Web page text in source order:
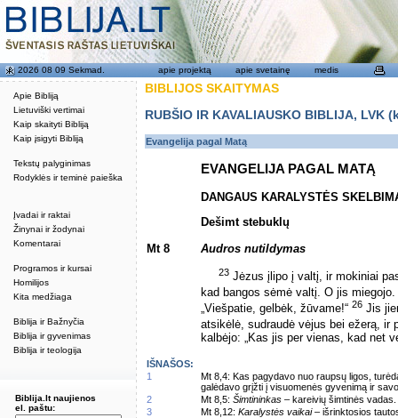
Apie Bibliją
Lietuviški vertimai
Kaip skaityti Bibliją
Kaip įsigyti Bibliją
Tekstų palyginimas
Rodyklės ir teminė paieška
Įvadai ir raktai
Žinynai ir žodynai
Komentarai
Programos ir kursai
Homilijos
Kita medžiaga
Biblija ir Bažnyčia
Biblija ir gyvenimas
Biblija ir teologija
2026 08 09 Sekmad. apie projektą apie svetainę medis
Biblija.lt naujienos
el. paštu:
BIBLIJOS SKAITYMAS
RUBŠIO IR KAVALIAUSKO BIBLIJA,
Evangelija pagal Matą
EVANGELIJA PAGAL MATĄ
DANGAUS KARALYSTĖS
Dešimt stebuklų
Mt 8 Audros nutildymas
23 Jėzus įlipo į valtį, ir mokiniai
kad bangos sėmė valtį. O jis miegojo.
„Viešpatie, gelbėk, žūvame!“ 26 Jis
atsikėlė, sudraudė vėjus bei ežerą, ir
kalbėjo: „Kas jis per vienas, kad net
IŠNAŠOS:
1
Mt 8,4: Kas pagydavo nuo raupsų ligos,
galėdavo grįžti į visuomenės gyvenimą ir
2
Mt 8,5: Šimtininkas – kareivių šimtinės vadas.
3
Mt 8,12: Karalystės vaikai– išrinktosios